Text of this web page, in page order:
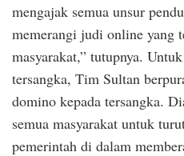
mengajak semua unsur
memerangi judi online yang
masyarakat,” tutupnya.
tersangka, Tim Sultan
domino kepada tersangka.
semua masyarakat untuk
pemerintah di dalam